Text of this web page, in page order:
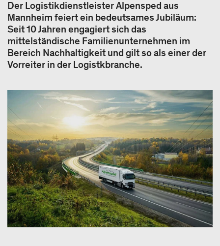
Der Logistikdienstleister Alpensped aus
Mannheim feiert ein bedeutsames Jubiläum:
Seit 10 Jahren engagiert sich das
mittelständische Familienunternehmen im
Bereich Nachhaltigkeit und gilt so als einer der
Vorreiter in der Logistkbranche.